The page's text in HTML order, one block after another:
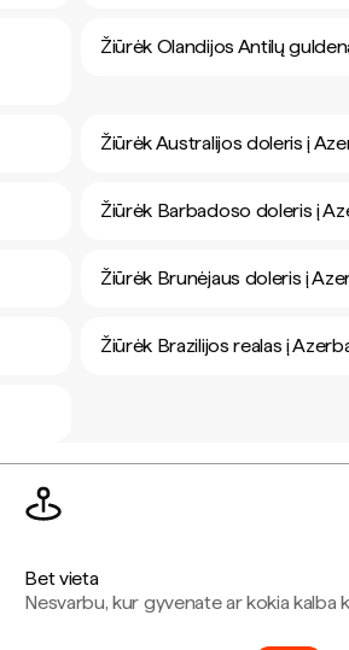
Žiūrėk Olandijos Antilų
Žiūrėk Australijos doleris į
Žiūrėk Barbadoso doleris į
Žiūrėk Brunėjaus doleris į
Žiūrėk Brazilijos realas į
Bet vieta
Nesvarbu, kur gyvenate ar kokia kalba